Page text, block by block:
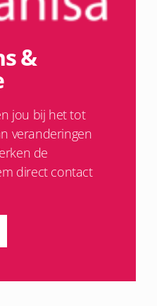
&
jou bij het tot
veranderingen
de
direct contact